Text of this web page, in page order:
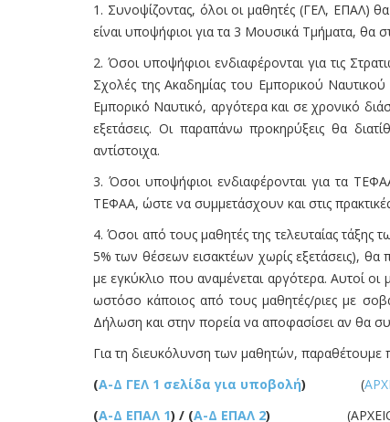
1. Συνοψίζοντας, όλοι οι μαθητές (ΓΕΛ, ΕΠΑΛ)
είναι υποψήφιοι για τα 3 Μουσικά Τμήματα, θα
2. Όσοι υποψήφιοι ενδιαφέρονται για τις
Σχολές της Ακαδημίας του Εμπορικού
Εμπορικό Ναυτικό, αργότερα και σε χρονικό
εξετάσεις. Οι παραπάνω προκηρύξεις θα
αντίστοιχα.
3. Όσοι υποψήφιοι ενδιαφέρονται για τα
ΤΕΦΑΑ, ώστε να συμμετάσχουν και στις
4. Όσοι από τους μαθητές της τελευταίας
5% των θέσεων εισακτέων χωρίς εξετάσεις), θα
με εγκύκλιο που αναμένεται αργότερα. Αυτοί
ωστόσο κάποιος από τους μαθητές/ριες με
Δήλωση και στην πορεία να αποφασίσει αν θα
Για τη διευκόλυνση των μαθητών,
(Α-Δ ΓΕΛ 1 σελίδα για υποβολή) (
(Α-Δ ΕΠΑΛ 1) / (Α-Δ ΕΠΑΛ 2) (ΑΡΧΕΙΟ